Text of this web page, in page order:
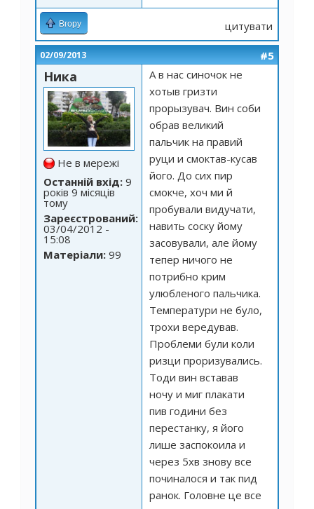
Вгору цитувати
02/09/2013 #5
Ника
Не в мережі
Останній вхід: 9
років 9 місяців
тому
Зареєстрований:
03/04/2012 -
15:08
Матеріали: 99
А в нас синочок не
хотыв гризти
прорызувач. Вин соби
обрав великий
пальчик на правий
руци и смоктав-кусав
його. До сих пир
смокче, хоч ми й
пробували видучати,
навить соску йому
засовували, але йому
тепер ничого не
потрибно крим
улюбленого пальчика.
Температури не було,
трохи вередував.
Проблеми були коли
ризци проризувались.
Тоди вин вставав
ночу и миг плакати
пив години без
перестанку, я його
лише заспокоила и
через 5хв знову все
починалося и так пид
ранок. Головне це все